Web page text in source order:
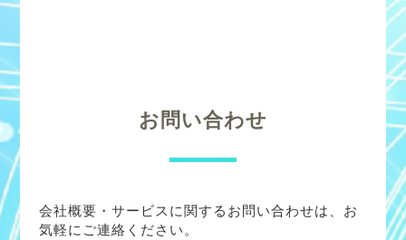
お問い合わせ
会社概要・サービスに関するお問い合わせは、お
気軽にご連絡ください。